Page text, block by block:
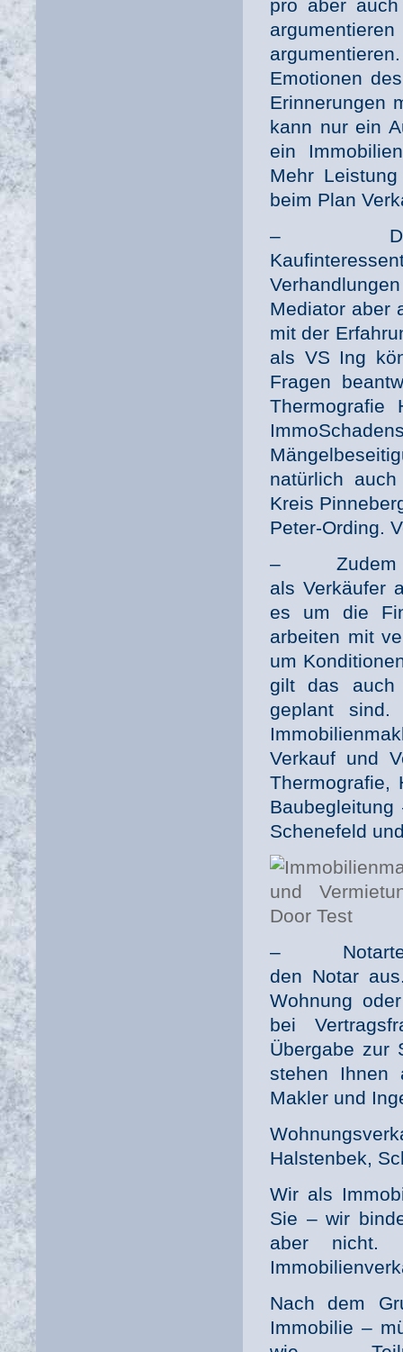
pro aber
Emotionen
Erinnerungen
kann nur ein
ein
Mehr
beim Plan
– Die
Mediator aber
mit der
als VS Ing
Fragen
natürlich
Kreis
Peter-Ording.
– Zudem
als Verkäufer
es um die
arbeiten mit
um
gilt das auch
geplant
Verkauf und
Thermografie,
Schenefeld
–
den Notar
Wohnung
bei
Übergabe zur
stehen Ihnen
Makler und
Halstenbek,
Wir als
Sie – wir
aber nicht.
Nach dem
Immobilie –